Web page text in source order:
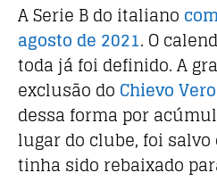
A Serie B do italiano
agosto de 2021. O
toda já foi definido. A
exclusão do Chievo
dessa forma por
lugar do clube, foi salvo
tinha sido rebaixado